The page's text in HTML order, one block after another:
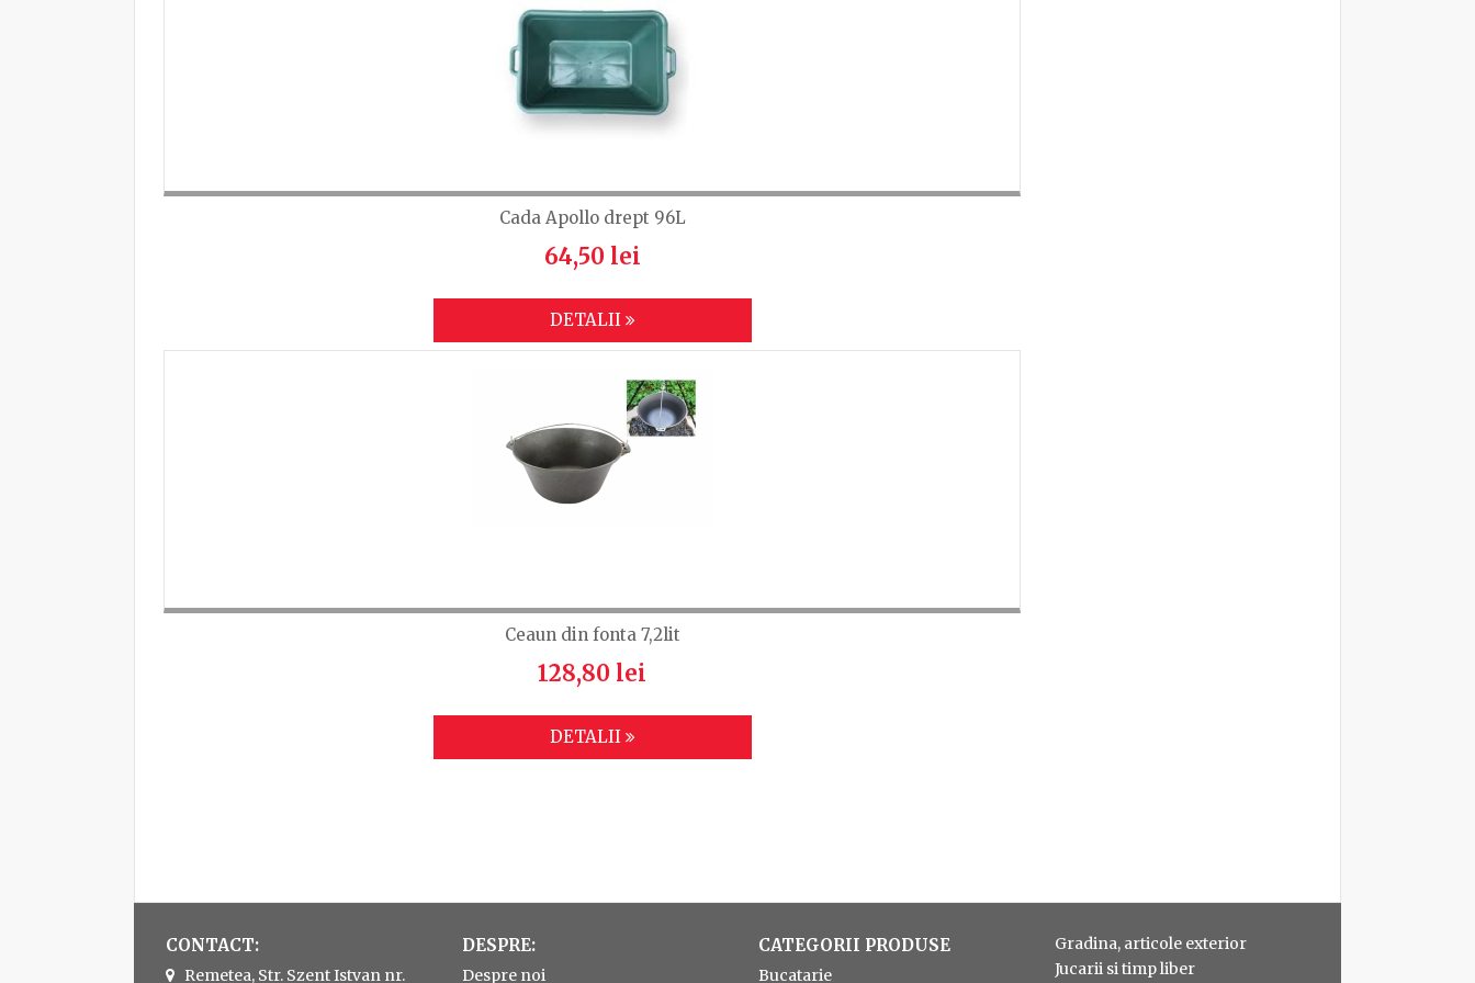
Cada Apollo drept 96L
64,50 lei
DETALII
Ceaun din fonta 7,2lit
128,80 lei
DETALII
CONTACT:
Remetea, Str. Szent Istvan nr.
DESPRE:
Despre noi
CATEGORII PRODUSE
Bucatarie
Gradina, articole exterior
Jucarii si timp liber